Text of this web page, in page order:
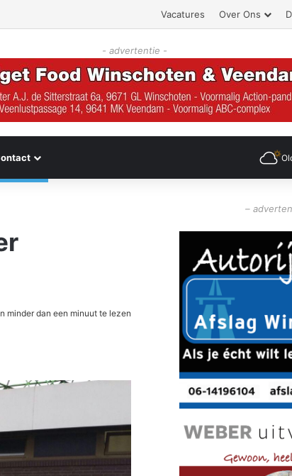
Vacatures Over Ons
- advertentie -
minder dan een minuut te lezen
–